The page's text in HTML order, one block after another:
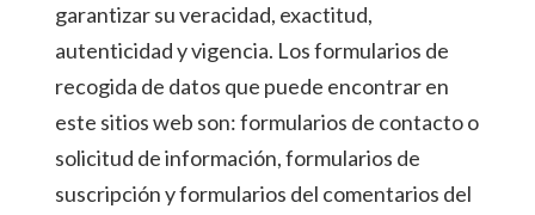
garantizar su veracidad, exactitud,
autenticidad y vigencia. Los formularios de
recogida de datos que puede encontrar en
este sitios web son: formularios de contacto o
solicitud de información, formularios de
suscripción y formularios del comentarios del